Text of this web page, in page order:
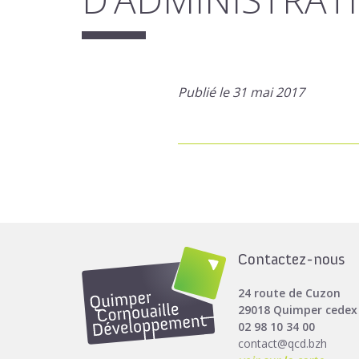
Publié le 31 mai 2017
Contactez-nous
24 route de Cuzon
29018 Quimper cedex
02 98 10 34 00
contact@qcd.bzh